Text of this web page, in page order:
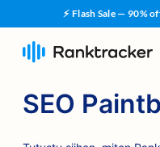
⚡ Flash Sale — 90%
SEO